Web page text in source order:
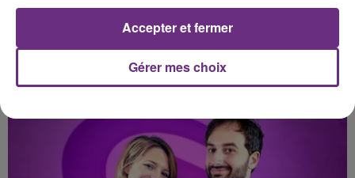
ED SHEERAN & JUSTIN BIEBER
I Don't Care
INDOCHINE
Les Nouveaux Soleils
A L'ANTENNEGérer mes choix
Accepter et fermer